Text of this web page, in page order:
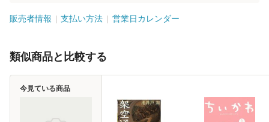
販売者情報 支払い方法 営業日カレンダー
類似商品と比較する
今見ている商品